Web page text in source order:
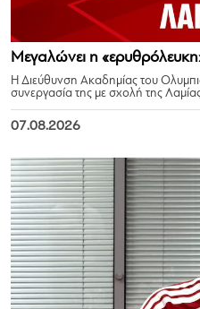
Μεγαλώνει η
Η Διεύθυνση Ακαδημίας του
συνεργασία της με σχολή της
07.08.2026